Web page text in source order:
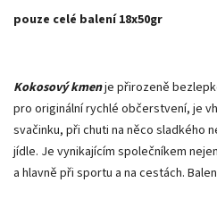
pouze celé balení 18x50gr
Kokosový kmenje přirozeně
pro originální rychlé občerstvení, je
svačinku, při chuti na něco sladkého
jídle. Je vynikajícím společníkem
a hlavně při sportu a na cestách.